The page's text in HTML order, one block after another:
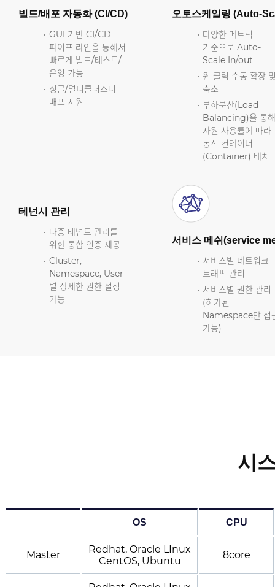
빌드/배포 자동화 (CI/CD)
GUI 기반 CI/CD
파이프 라인을 통해서
빠르게 빌드/테스트/
운영 가능
싱글/멀티클러스터
배포 지원
오토스케일링 (Auto-
다양한 메트릭
기준으로 Auto-
Scale In/out
원 클릭 수동 확장
축소
부하분산(Load
Balancing)을 통해
자원 사용률에 따라
동적 컨테이너
(Container) 배치
테넌시 관리
다중 테넌트 관리를
위한 통합 인증 제공
Cluster,
Namespace, User
별 상세한 권한 설정
가능
서비스 메쉬(service
서비스별 네트워크
트래픽 관리
서비스별 권한 관리
(허가된
Namespace만 접
가능)
시
OS CPU
Master
Redhat, Oracle LInux
CentOS, Ubuntu
8core